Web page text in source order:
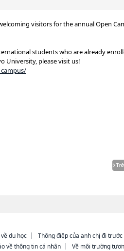
welcoming visitors for the annual Open
students who are already
University, please visit us!
du học Thông điệp của anh chị đi trước
về thông tin cá nhân Về môi trường